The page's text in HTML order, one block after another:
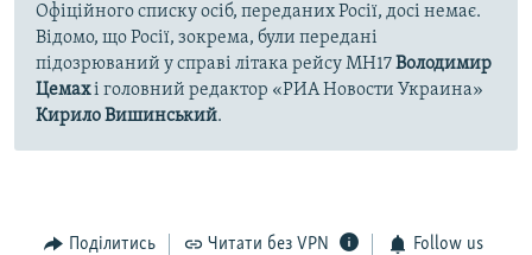
Офіційного списку осіб, переданих Росії, досі немає.
Відомо, що Росії, зокрема, були передані
підозрюваний у справі літака рейсу MH17Володимир
Цемахі головний редактор «РИА Новости Украина»
Кирило Вишинський.
Поділитись Читати без VPN Follow us